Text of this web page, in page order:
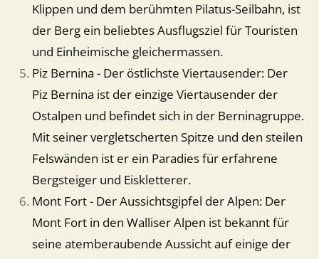
Klippen und dem berühmten Pilatus-Seilbahn, ist
der Berg ein beliebtes Ausflugsziel für Touristen
und Einheimische gleichermassen.
Piz Bernina - Der östlichste Viertausender: Der
Piz Bernina ist der einzige Viertausender der
Ostalpen und befindet sich in der Berninagruppe.
Mit seiner vergletscherten Spitze und den steilen
Felswänden ist er ein Paradies für erfahrene
Bergsteiger und Eiskletterer.
Mont Fort - Der Aussichtsgipfel der Alpen: Der
Mont Fort in den Walliser Alpen ist bekannt für
seine atemberaubende Aussicht auf einige der